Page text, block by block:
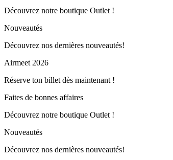
Découvrez notre boutique Outlet !
Nouveautés
Découvrez nos dernières nouveautés!
Airmeet 2026
Réserve ton billet dès maintenant !
Faites de bonnes affaires
Découvrez notre boutique Outlet !
Nouveautés
Découvrez nos dernières nouveautés!